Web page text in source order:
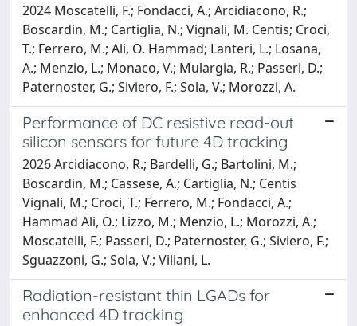
2024 Moscatelli, F.; Fondacci, A.; Arcidiacono, R.;
Boscardin, M.; Cartiglia, N.; Vignali, M. Centis; Croci,
T.; Ferrero, M.; Ali, O. Hammad; Lanteri, L.; Losana,
A.; Menzio, L.; Monaco, V.; Mulargia, R.; Passeri, D.;
Paternoster, G.; Siviero, F.; Sola, V.; Morozzi, A.
Performance of DC resistive read-out
silicon sensors for future 4D tracking
2026 Arcidiacono, R.; Bardelli, G.; Bartolini, M.;
Boscardin, M.; Cassese, A.; Cartiglia, N.; Centis
Vignali, M.; Croci, T.; Ferrero, M.; Fondacci, A.;
Hammad Ali, O.; Lizzo, M.; Menzio, L.; Morozzi, A.;
Moscatelli, F.; Passeri, D.; Paternoster, G.; Siviero, F.;
Sguazzoni, G.; Sola, V.; Viliani, L.
Radiation-resistant thin LGADs for
enhanced 4D tracking